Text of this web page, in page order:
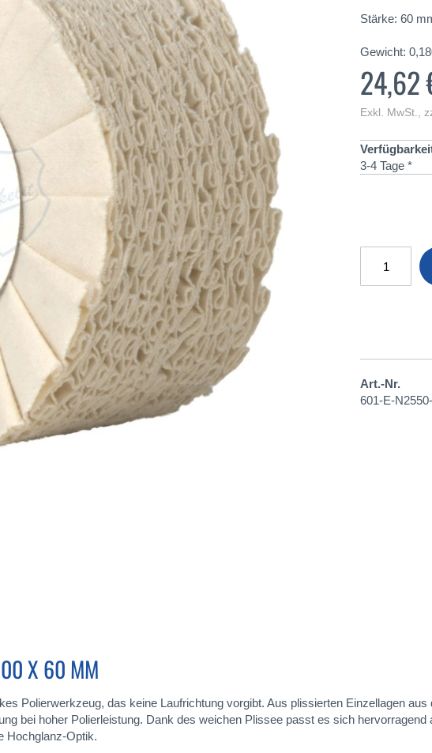
Stärke: 60
Gewicht:
24,62
Exkl. MwSt.
3-4 Tage *
Art.-Nr.
601-E-
X 60 MM
Polierwerkzeug, das keine Laufrichtung vorgibt. Aus plissierten Einzellagen
bei hoher Polierleistung. Dank des weichen Plissee passt es sich
Hochglanz-Optik.